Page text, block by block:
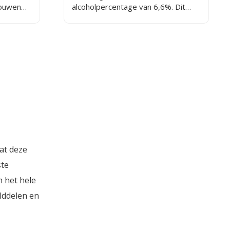
een volgende slok. Dit bier
alcoholpercentage van 6,6%. Dit
deze
het hele
en